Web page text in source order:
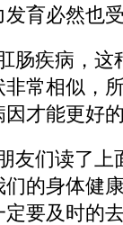
育必然也
肠疾病，这
常相似，
才能更好
友们读了上
的身体健
要及时的